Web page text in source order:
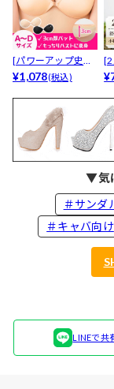
[パワーアップ史上
最強5倍盛りアップ
¥1,078(税込)
[2
▼気
＃サンダ
＃キャバ向け
LINEで共